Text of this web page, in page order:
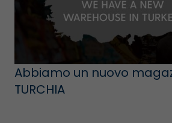
Abbiamo un nuovo
TURCHIA